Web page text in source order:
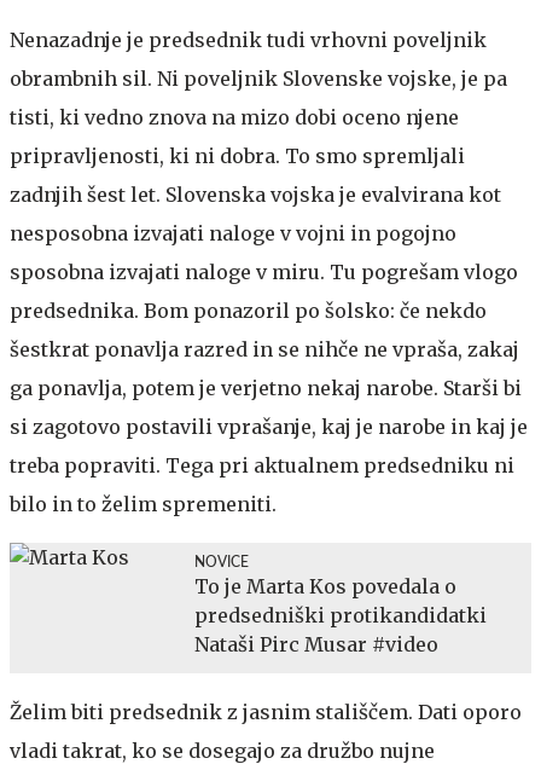
Nenazadnje je predsednik tudi vrhovni poveljnik
obrambnih sil. Ni poveljnik Slovenske vojske, je pa
tisti, ki vedno znova na mizo dobi oceno njene
pripravljenosti, ki ni dobra. To smo spremljali
zadnjih šest let. Slovenska vojska je evalvirana kot
nesposobna izvajati naloge v vojni in pogojno
sposobna izvajati naloge v miru. Tu pogrešam vlogo
predsednika. Bom ponazoril po šolsko: če nekdo
šestkrat ponavlja razred in se nihče ne vpraša, zakaj
ga ponavlja, potem je verjetno nekaj narobe. Starši bi
si zagotovo postavili vprašanje, kaj je narobe in kaj je
treba popraviti. Tega pri aktualnem predsedniku ni
bilo in to želim spremeniti.
NOVICE
To je Marta Kos povedala o
predsedniški protikandidatki
Nataši Pirc Musar #video
Želim biti predsednik z jasnim stališčem. Dati oporo
vladi takrat, ko se dosegajo za družbo nujne